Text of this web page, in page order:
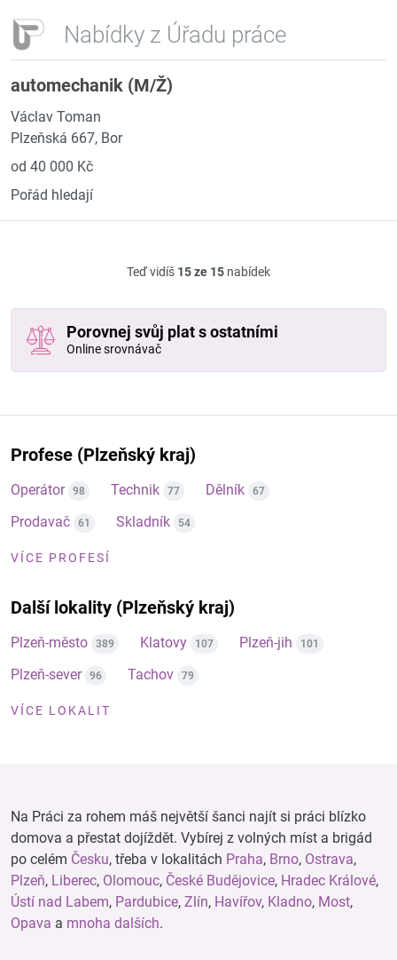
Nabídky z Úřadu práce
automechanik (M/Ž)
Václav Toman
Plzeňská 667, Bor
od 40 000 Kč
Pořád hledají
Teď vidíš 15 ze 15 nabídek
Porovnej svůj plat s ostatními
Online srovnávač
Profese (Plzeňský kraj)
Operátor 98 Technik 77 Dělník 67
Prodavač 61 Skladník 54
VÍCE PROFESÍ
Další lokality (Plzeňský kraj)
Plzeň-město 389 Klatovy 107 Plzeň-jih 101
Plzeň-sever 96 Tachov 79
VÍCE LOKALIT
Na Práci za rohem máš největší šanci najít si práci blízko
domova a přestat dojíždět. Vybírej z volných míst a brigád
po celém Česku, třeba v lokalitách Praha, Brno, Ostrava,
Plzeň, Liberec, Olomouc, České Budějovice, Hradec Králové,
Ústí nad Labem, Pardubice, Zlín, Havířov, Kladno, Most,
Opava a mnoha dalších.